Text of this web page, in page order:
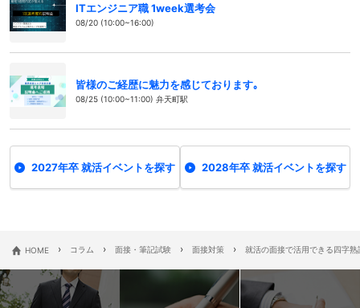
ITエンジニア職 1week選考会
08/20 (10:00~16:00)
皆様のご経歴に魅力を感じております｡
08/25 (10:00~11:00) 弁天町駅
2027年卒 就活イベントを探す 2028年卒 就活イベントを探す
HOME › コラム › 面接・筆記試験 › 面接対策 › 就活の面接で活用できる四字熟